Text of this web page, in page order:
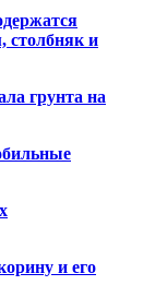
столбняк и
грунта на
и его